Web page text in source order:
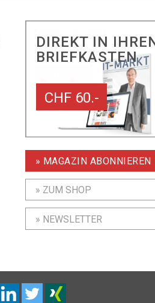
DIREKT IN
BRIEFKASTEN
CHF 60.-
» MAGAZIN ABONNIEREN
» ZUM SHOP
» NEWSLETTER